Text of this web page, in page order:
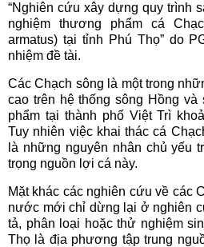
“Nghiên cứu xây dựng quy trình
nghiệm thương phẩm cá
armatus) tại tỉnh Phú Thọ” do
nhiệm đề tài.
Các Chạch sông là một trong
cao trên hệ thống sông Hồng
phẩm tại thành phố Việt Trì
Tuy nhiên việc khai thác cá
là những nguyên nhân chủ yếu
trọng nguồn lợi cá này.
Mặt khác các nghiên cứu về các
nước mới chỉ dừng lại ở nghiên
tả, phân loại hoặc thử nghiệm
Thọ là địa phương tập trung